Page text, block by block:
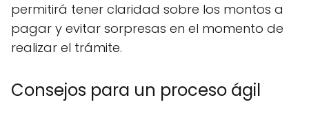
permitirá tener claridad sobre los montos a
pagar y evitar sorpresas en el momento de
realizar el trámite.
Consejos para un proceso ágil